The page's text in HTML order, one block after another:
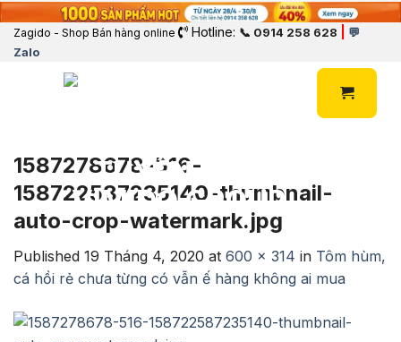
Zagido - Shop Bán hàng online Hotline: 📞 0914 258 628
💬
Zalo
1587278678-516-
158722587235140-thumbnail-
auto-crop-watermark.jpg
Published 19 Tháng 4, 2020 at 600 × 314 in Tôm hùm,
cá hồi rẻ chưa từng có vẫn ế hàng không ai mua